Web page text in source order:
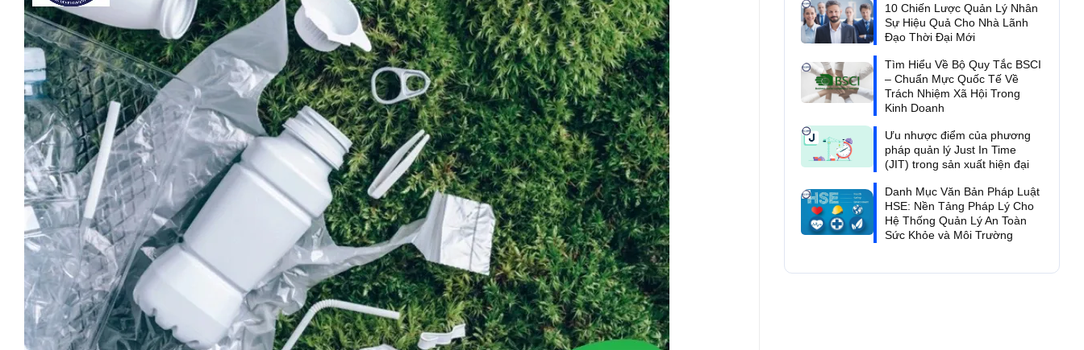
10 Chiến Lược Quản Lý Nhân
Sự Hiệu Quả Cho Nhà Lãnh
Đạo Thời Đại Mới
Tìm Hiểu Về Bộ Quy Tắc BSCI
– Chuẩn Mực Quốc Tế Về
Trách Nhiệm Xã Hội Trong
Kinh Doanh
Ưu nhược điểm của phương
pháp quản lý Just In Time
(JIT) trong sản xuất hiện đại
Danh Mục Văn Bản Pháp Luật
HSE: Nền Tảng Pháp Lý Cho
Hệ Thống Quản Lý An Toàn
Sức Khỏe và Môi Trường